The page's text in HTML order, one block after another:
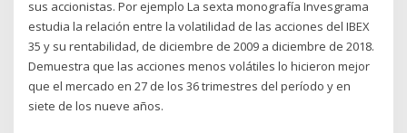
sus accionistas. Por ejemplo La sexta monografía Invesgrama
estudia la relación entre la volatilidad de las acciones del IBEX
35 y su rentabilidad, de diciembre de 2009 a diciembre de 2018.
Demuestra que las acciones menos volátiles lo hicieron mejor
que el mercado en 27 de los 36 trimestres del período y en
siete de los nueve años.